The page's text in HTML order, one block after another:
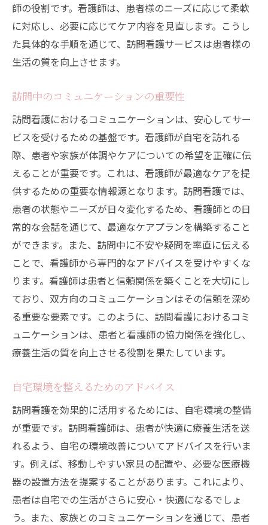
師の役割です。看護師は、患者様のニーズに応じて柔軟
に対応し、必要に応じてケア内容を見直します。こうし
た具体的な手順を通じて、訪問看護サービスは患者様の
生活の質を向上させます。
訪問中のコミュニケーションの重要性
訪問看護におけるコミュニケーションは、安心してサー
ビスを受けるための基盤です。看護師が自宅を訪れる
際、患者や家族が体調やケアについての希望を正確に伝
えることが重要です。これは、看護師が最適なケアを提
供するための重要な情報源となります。訪問看護では、
患者の状態やニーズが日々変化するため、看護師との日
常的な会話を通じて、最適なケアプランを構築すること
ができます。また、訪問中に不安や疑問を率直に伝える
ことで、看護師から専門的なアドバイスを受けやすくな
ります。看護師は患者と信頼関係を築くことを大切にし
ており、双方向のコミュニケーションはその信頼を深め
る重要な要素です。このように、訪問看護におけるコミ
ュニケーションは、患者と看護師の協力関係を強化し、
療養生活の質を向上させる役割を果たしています。
自宅環境を整えるためのアドバイス
訪問看護を効果的に活用するためには、自宅環境の整備
が重要です。訪問看護師は、患者が快適に療養生活を送
れるよう、自宅の環境改善についてアドバイスを行いま
す。例えば、移動しやすい家具の配置や、必要な医療機
器の設置方法を提案することがあります。これにより、
患者は自宅での生活がさらに安心・快適になるでしょ
う。また、家族とのコミュニケーションを通じて、患者